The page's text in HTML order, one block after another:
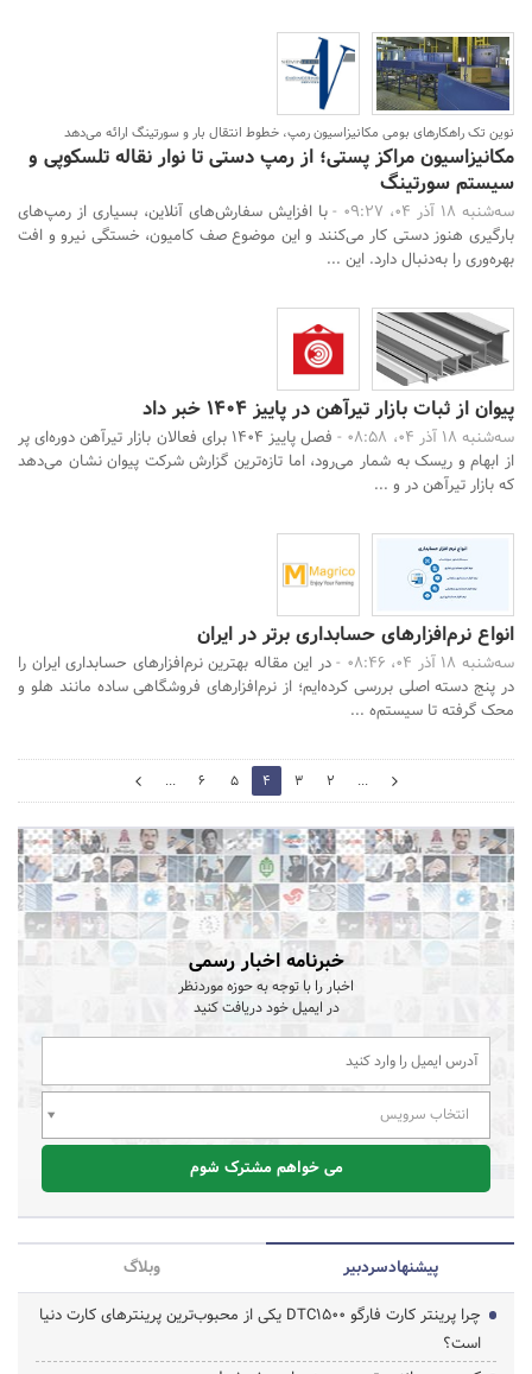
نوین‌ تک راهکارهای بومی مکانیزاسیون رمپ، خطوط انتقال بار و سورتینگ ارائه می‌دهد
مکانیزاسیون مراکز پستی؛ از رمپ دستی تا نوار نقاله تلسکوپی و
سیستم سورتینگ
سه‌شنبه 18 آذر 04، 09:27 -
با افزایش سفارش‌های آنلاین، بسیاری از رمپ‌های
بارگیری هنوز دستی کار می‌کنند و این موضوع صف کامیون، خستگی نیرو و افت
بهره‌وری را به‌دنبال دارد. این ...
پیوان از ثبات بازار تیرآهن در پاییز ۱۴۰۴ خبر داد
سه‌شنبه 18 آذر 04، 08:58 -
فصل پاییز ۱۴۰۴ برای فعالان بازار تیرآهن دوره‌ای پر
از ابهام و ریسک به شمار می‌رود، اما تازه‌ترین گزارش شرکت پیوان نشان می‌دهد
که بازار تیرآهن در و ...
انواع نرم‌افزارهای حسابداری برتر در ایران
سه‌شنبه 18 آذر 04، 08:46 -
در این مقاله بهترین نرم‌افزارهای حسابداری ایران را
در پنج دسته اصلی بررسی کرده‌ایم؛ از نرم‌افزارهای فروشگاهی ساده مانند هلو و
محک گرفته تا سیستم‌ه ...
3
...
2
3
4
5
6
...
5
خبرنامه اخبار رسمی
اخبار را با توجه به حوزه موردنظر
در ایمیل خود دریافت کنید
انتخاب سرویس
می خواهم مشترک شوم
پیشنهاد‌سردبیر
وبلاگ
چرا پرینتر کارت فارگو DTC1500 یکی از محبوب‌ترین پرینترهای کارت دنیا
است؟